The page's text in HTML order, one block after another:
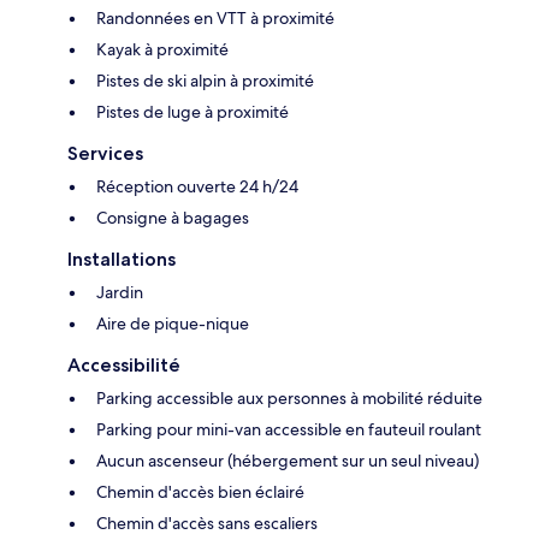
Randonnées en VTT à proximité
Kayak à proximité
Pistes de ski alpin à proximité
Pistes de luge à proximité
Services
Réception ouverte 24 h/24
Consigne à bagages
Installations
Jardin
Aire de pique-nique
Accessibilité
Parking accessible aux personnes à mobilité réduite
Parking pour mini-van accessible en fauteuil roulant
Aucun ascenseur (hébergement sur un seul niveau)
Chemin d'accès bien éclairé
Chemin d'accès sans escaliers